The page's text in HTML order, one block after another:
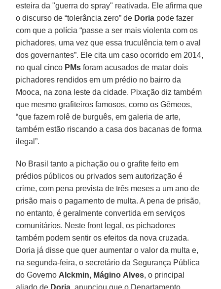
esteira da "guerra do spray" reativada. Ele afirma que
o discurso de “tolerância zero” de Doria pode fazer
com que a polícia “passe a ser mais violenta com os
pichadores, uma vez que essa truculência tem o aval
dos governantes”. Ele cita um caso ocorrido em 2014,
no qual cinco PMs foram acusados de matar dois
pichadores rendidos em um prédio no bairro da
Mooca, na zona leste da cidade. Pixação diz também
que mesmo grafiteiros famosos, como os Gêmeos,
“que fazem rolê de burguês, em galeria de arte,
também estão riscando a casa dos bacanas de forma
ilegal”.
No Brasil tanto a pichação ou o grafite feito em
prédios públicos ou privados sem autorização é
crime, com pena prevista de três meses a um ano de
prisão mais o pagamento de multa. A pena de prisão,
no entanto, é geralmente convertida em serviços
comunitários. Neste front legal, os pichadores
também podem sentir os efeitos da nova cruzada.
Doria já disse que quer aumentar o valor da multa e,
na segunda-feira, o secretário da Segurança Pública
do Governo Alckmin, Mágino Alves, o principal
aliado de Doria , anunciou que o Departamento